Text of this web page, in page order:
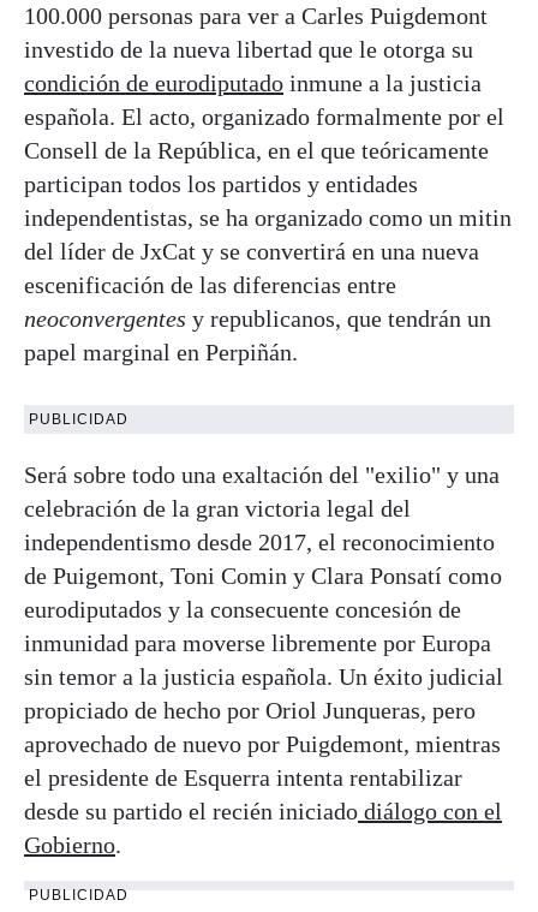
100.000 personas para ver a Carles Puigdemont
investido de la nueva libertad que le otorga su
condición de eurodiputado inmune a la justicia
española. El acto, organizado formalmente por el
Consell de la República, en el que teóricamente
participan todos los partidos y entidades
independentistas, se ha organizado como un mitin
del líder de JxCat y se convertirá en una nueva
escenificación de las diferencias entre
neoconvergentes y republicanos, que tendrán un
papel marginal en Perpiñán.
PUBLICIDAD
Será sobre todo una exaltación del "exilio" y una
celebración de la gran victoria legal del
independentismo desde 2017, el reconocimiento
de Puigemont, Toni Comin y Clara Ponsatí como
eurodiputados y la consecuente concesión de
inmunidad para moverse libremente por Europa
sin temor a la justicia española. Un éxito judicial
propiciado de hecho por Oriol Junqueras, pero
aprovechado de nuevo por Puigdemont, mientras
el presidente de Esquerra intenta rentabilizar
desde su partido el recién iniciado diálogo con el
Gobierno.
PUBLICIDAD